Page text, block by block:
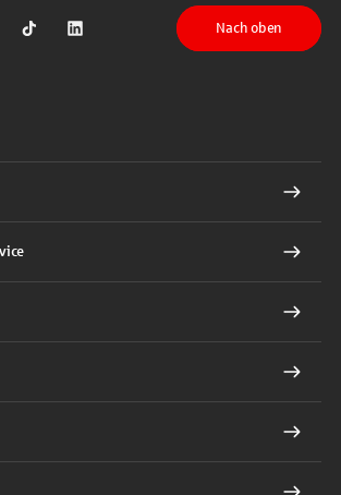
auf Youtubeauf Instagram
Sparkasse auf TikTok
Sparkasse auf LinkedIn
Nach oben